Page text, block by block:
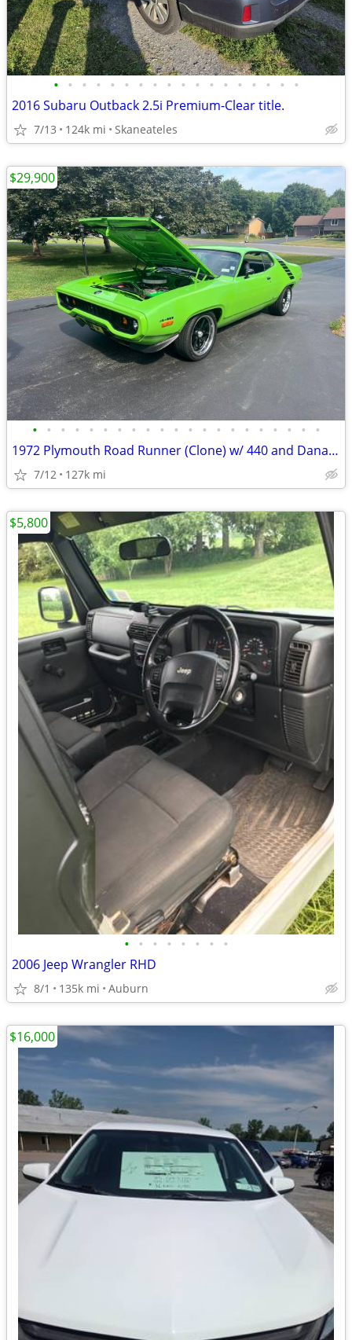
• • • • • • • • • • • • • • • • • •
2016 Subaru Outback 2.5i Premium-Clear title.
7/13 124k mi Skaneateles
• • • • • • • • • • • • • • • • • • • • •
1972 Plymouth Road Runner (Clone) w/ 440 and Dana 60 rear end
7/12 127k mi
$29,900
• • • • • • • •
2006 Jeep Wrangler RHD
8/1 135k mi Auburn
$5,800
$16,000